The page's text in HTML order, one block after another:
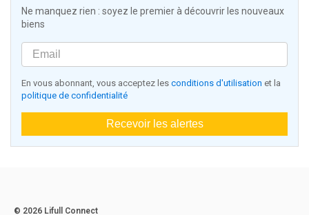
Ne manquez rien : soyez le premier à découvrir les nouveaux
biens
En vous abonnant, vous acceptez les conditions d'utilisation et la
politique de confidentialité
Recevoir les alertes
© 2026 Lifull Connect